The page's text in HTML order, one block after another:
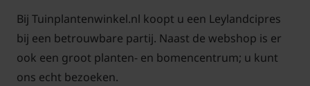
Bij Tuinplantenwinkel.nl koopt u een Leylandcipres
bij een betrouwbare partij. Naast de webshop is er
ook een groot planten- en bomencentrum; u kunt
ons echt bezoeken.